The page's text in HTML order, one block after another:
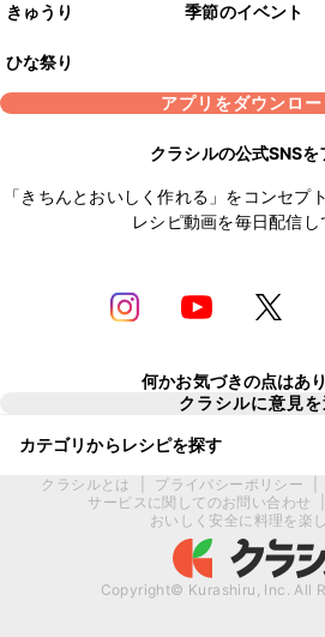
きゅうり 季節のイベント
ひな祭り
アプリをダウンロ
クラシルの公式SNSを
「きちんとおいしく作れる」をコンセプ
レシピ動画を毎日配信し
何かお気づきの点はあ
クラシルに意見を
カテゴリからレシピを探す
クラシルとは プライバシーポリシー
サービスに関してのお問い合わせ
おいしく安全に料理を楽
Copyright© Kurashiru, Inc. All